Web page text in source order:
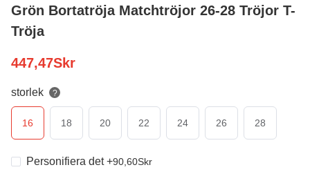
Grön Bortatröja Matchtröjor 26-28 Tröjor T-
Tröja
447,47Skr
storlek ?
16 18 20 22 24 26 28
Personifiera det+90,60Skr